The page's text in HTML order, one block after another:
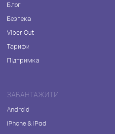
Блог
Безпека
Viber Out
Тарифи
Підтримка
ЗАВАНТАЖИТИ
Android
iPhone & iPad